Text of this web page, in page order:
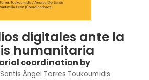
digitales ante la
humanitaria
coordination by
Ángel Torres Toukoumidis